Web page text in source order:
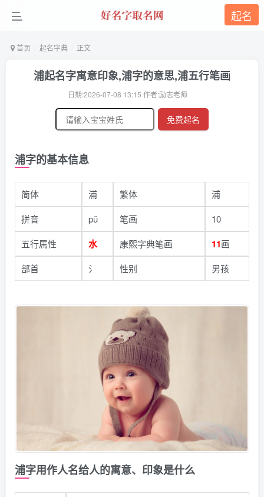
起名
首页 起名字典 正文
浦起名字寓意印象,浦字的意思,浦五行笔画
日期:2026-07-08 13:15 作者:励志老师
免费起名
浦字的基本信息
简体 浦 繁体
浦
拼音
pǔ 笔画
10
五行属性
水 康熙字典笔画 11画
部首
氵 性别 男孩
浦字用作人名给人的寓意、印象是什么